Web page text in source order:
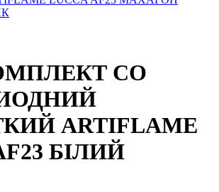
СО
ARTIFLAME
БІЛИЙ